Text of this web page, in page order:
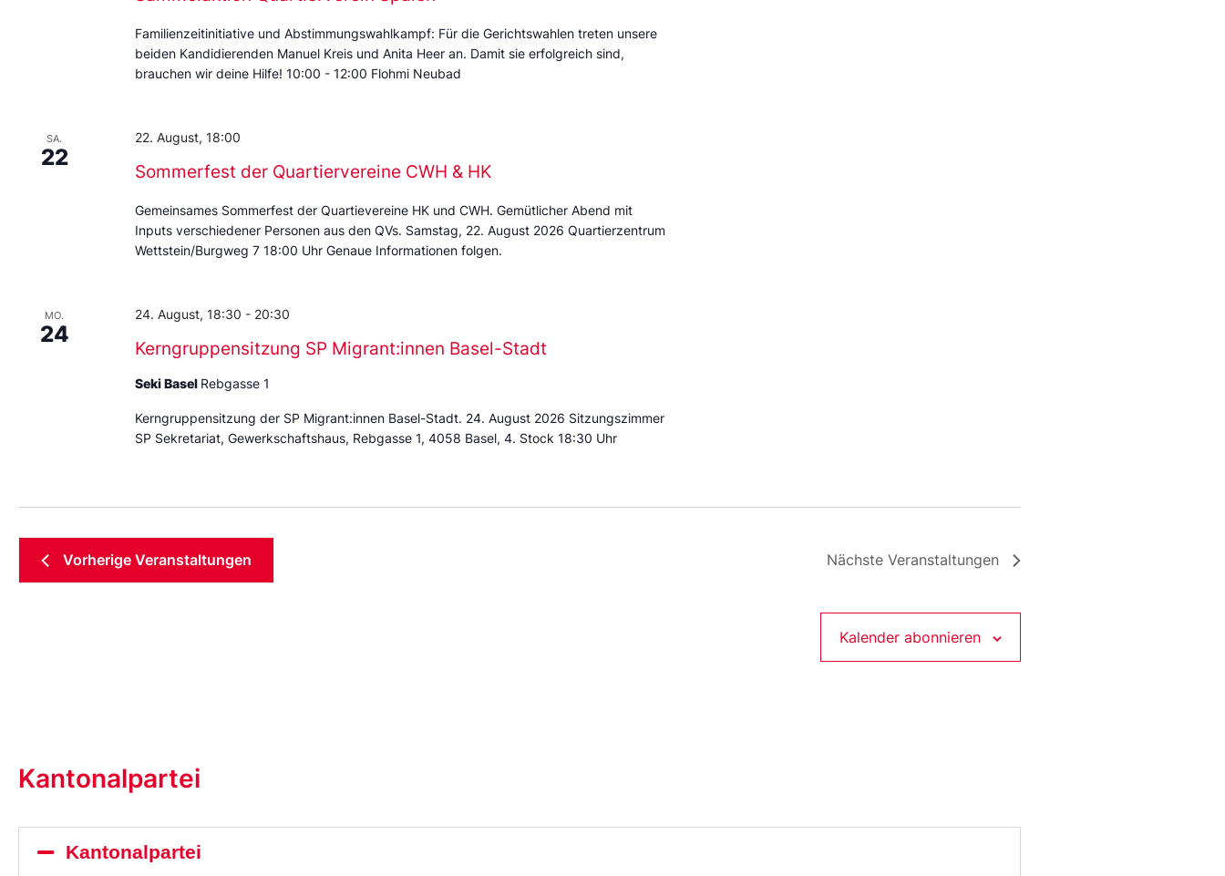
Familienzeitinitiative und Abstimmungswahlkampf: Für die Gerichtswahlen treten unsere
beiden Kandidierenden Manuel Kreis und Anita Heer an. Damit sie erfolgreich sind,
brauchen wir deine Hilfe! 10:00 - 12:00 Flohmi Neubad
SA.
22
Sommerfest der Quartiervereine CWH & HK
22. August, 18:00
Gemeinsames Sommerfest der Quartievereine HK und CWH. Gemütlicher Abend mit
Inputs verschiedener Personen aus den QVs. Samstag, 22. August 2026 Quartierzentrum
Wettstein/Burgweg 7 18:00 Uhr Genaue Informationen folgen.
MO.
24
Kerngruppensitzung SP Migrant:innen Basel-Stadt
24. August, 18:30 - 20:30
Seki Basel Rebgasse 1
Kerngruppensitzung der SP Migrant:innen Basel-Stadt. 24. August 2026 Sitzungszimmer
SP Sekretariat, Gewerkschaftshaus, Rebgasse 1, 4058 Basel, 4. Stock 18:30 Uhr
Vorherige Veranstaltungen Nächste Veranstaltungen
Kalender abonnieren
Kantonalpartei
Kantonalpartei